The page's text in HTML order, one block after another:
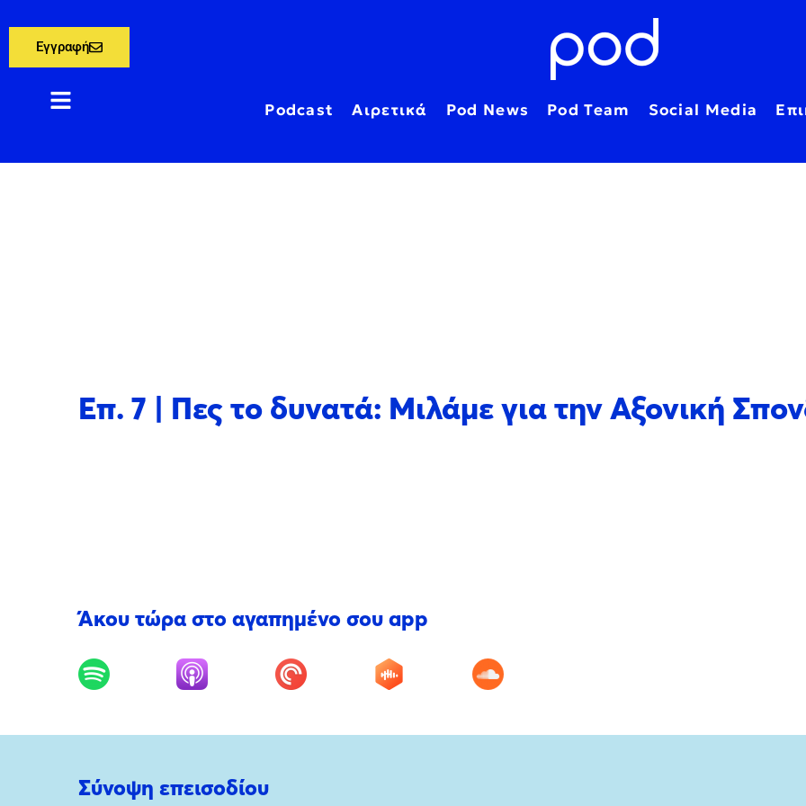
Εγγραφή
Podcast Αιρετικά Pod News Pod Team Social Media
Επ. 7 | Πες το δυνατά: Μιλάμε για την Αξονική
Άκου τώρα στο αγαπημένο σου app
Σύνοψη επεισοδίου